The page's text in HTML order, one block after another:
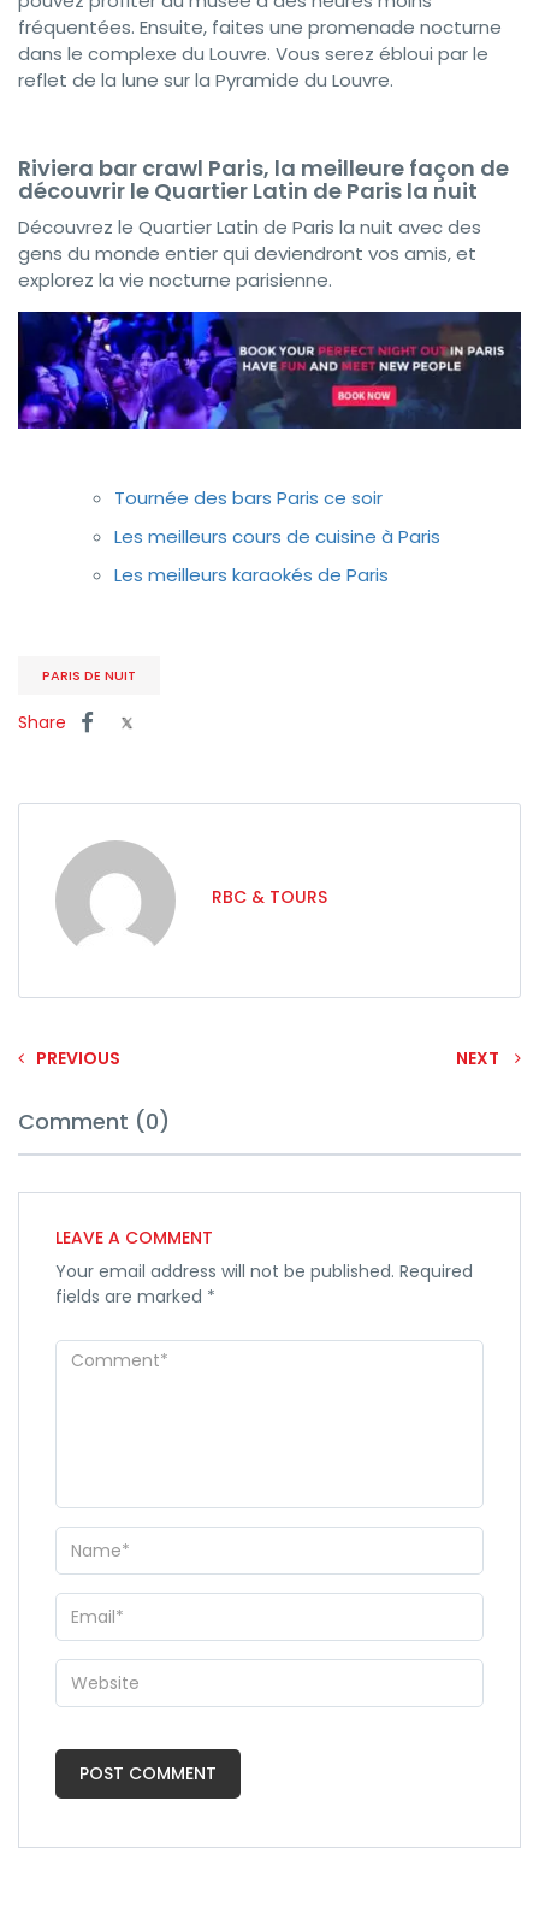
fréquentées. Ensuite, faites une promenade nocturne
dans le complexe du Louvre. Vous serez ébloui par le
reflet de la lune sur la Pyramide du Louvre.
Riviera bar crawl Paris, la meilleure façon de
découvrir le Quartier Latin de Paris la nuit
Découvrez le Quartier Latin de Paris la nuit avec des
gens du monde entier qui deviendront vos amis, et
explorez la vie nocturne parisienne.
Tournée des bars Paris ce soir
Les meilleurs cours de cuisine à Paris
Les meilleurs karaokés de Paris
PARIS DE NUIT
Share
RBC & TOURS
PREVIOUS NEXT
Comment (0)
LEAVE A COMMENT
Your email address will not be published. Required
fields are marked *